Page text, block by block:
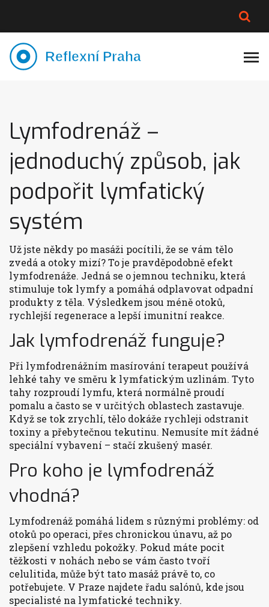
VÝMĚNA VODY
Lymfodrenáž –
jednoduchý způsob, jak
podpořit lymfatický
systém
Už jste někdy po masáži pocítili, že se vám tělo
zvedá a otoky mizí? To je pravděpodobně efekt
lymfodrenáže. Jedná se o jemnou techniku, která
stimuluje tok lymfy a pomáhá odplavovat odpadní
produkty z těla. Výsledkem jsou méně otoků,
rychlejší regenerace a lepší imunitní reakce.
Jak lymfodrenáž funguje?
Při lymfodrenážním masírování terapeut používá
lehké tahy ve směru k lymfatickým uzlinám. Tyto
tahy rozproudí lymfu, která normálně proudí
pomalu a často se v určitých oblastech zastavuje.
Když se tok zrychlí, tělo dokáže rychleji odstranit
toxiny a přebytečnou tekutinu. Nemusíte mít žádné
speciální vybavení – stačí zkušený masér.
Pro koho je lymfodrenáž
vhodná?
Lymfodrenáž pomáhá lidem s různými problémy: od
otoků po operaci, přes chronickou únavu, až po
zlepšení vzhledu pokožky. Pokud máte pocit
těžkosti v nohách nebo se vám často tvoří
celulitida, může být tato masáž právě to, co
potřebujete. V Praze najdete řadu salónů, kde jsou
specialisté na lymfatické techniky.